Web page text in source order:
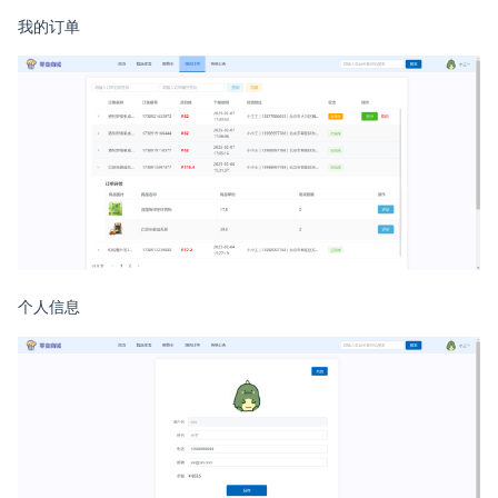
我的订单
个人信息